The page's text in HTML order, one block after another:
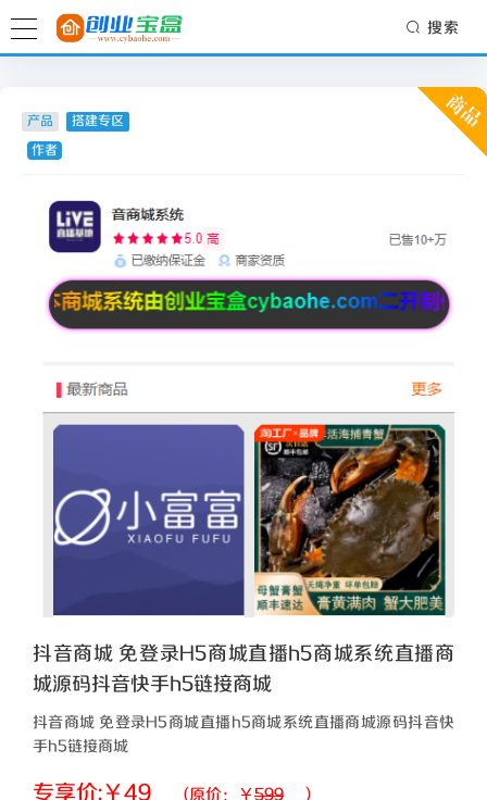
搜索
产品 搭建专区
作者
抖音商城 免登录H5商城直播h5商城系统直播商
城源码抖音快手h5链接商城
抖音商城 免登录H5商城直播h5商城系统直播商城源码抖音快
手h5链接商城
专享价:￥49 (原价：￥599 )